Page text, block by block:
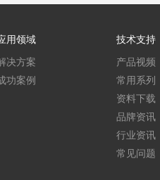
用领域
决方案
功案例
技术支持
产品视频
常用系列
资料下载
品牌资讯
行业资讯
常见问题